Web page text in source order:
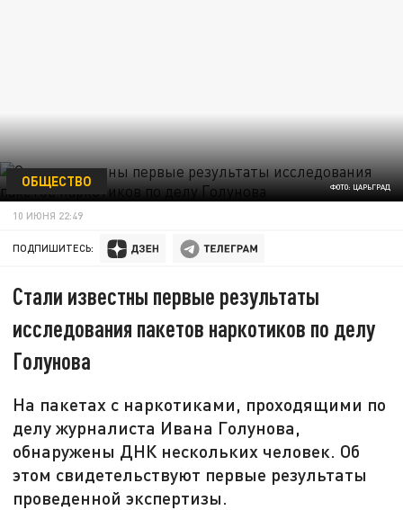
ФОТО: ЦАРЬГРАД
ОБЩЕСТВО
10 ИЮНЯ 22:49
ПОДПИШИТЕСЬ:
Стали известны первые результаты
исследования пакетов наркотиков по делу
Голунова
На пакетах с наркотиками, проходящими по
делу журналиста Ивана Голунова,
обнаружены ДНК нескольких человек. Об
этом свидетельствуют первые результаты
проведенной экспертизы.